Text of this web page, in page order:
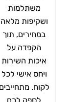
משתלמות
ושקיפות מלאה
במחירים, תוך
הקפדה על
איכות השירות
ויחס אישי לכל
לקוח. מתחייבים
לספק לכם